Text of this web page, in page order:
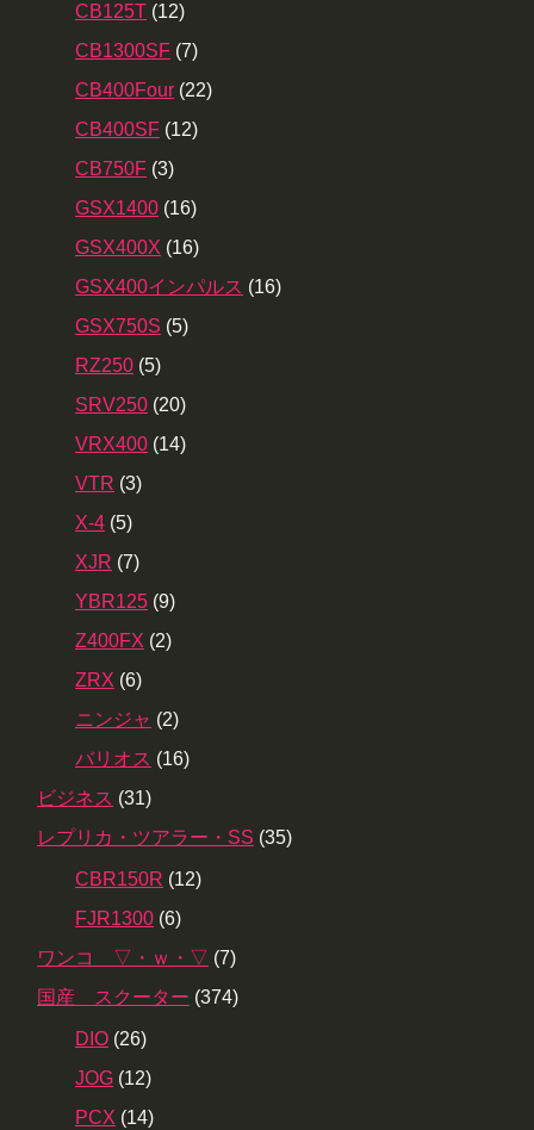
CB125T (12)
CB1300SF (7)
CB400Four (22)
CB400SF (12)
CB750F (3)
GSX1400 (16)
GSX400X (16)
GSX400インパルス (16)
GSX750S (5)
RZ250 (5)
SRV250 (20)
VRX400 (14)
VTR (3)
X-4 (5)
XJR (7)
YBR125 (9)
Z400FX (2)
ZRX (6)
ニンジャ (2)
バリオス (16)
ビジネス (31)
レプリカ・ツアラー・SS (35)
CBR150R (12)
FJR1300 (6)
ワンコ ▽・ｗ・▽ (7)
国産 スクーター (374)
DIO (26)
JOG (12)
PCX (14)